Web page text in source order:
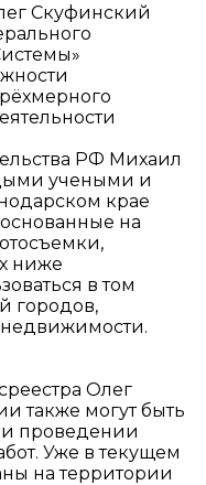
Скуфинский
РФ Михаил
учеными и
крае
на
ниже
в том
городов,
недвижимости.
Олег
также могут быть
проведении
Уже в текущем
на территории